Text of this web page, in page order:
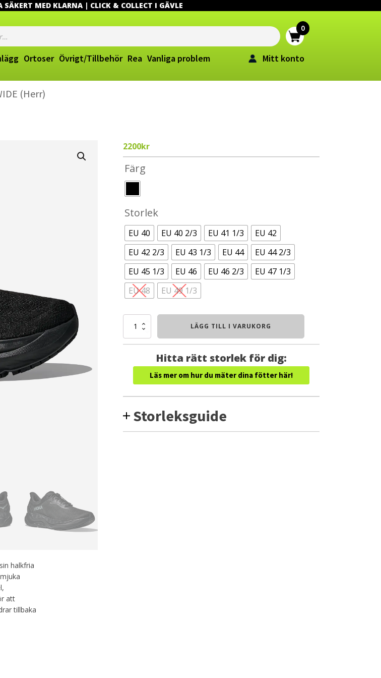
MED KLARNA | CLICK & COLLECT I GÄVLE
Ortoser Övrigt/Tillbehör Rea Vanliga problem Mitt konto
(Herr)
2200kr
Färg
Storlek
EU 40 EU 40 2/3 EU 41 1/3
EU 42
EU 42 2/3
EU 43 1/3 EU 44
EU 44 2/3
EU 45 1/3
EU 46 EU 46 2/3
EU 47 1/3
EU 48
EU 49 1/3
HOKA
SR
LÄGG TILL I VARUKORG
Hitta rätt storlek för dig:
Läs mer om hur du mäter dina fötter här!
Storleksguide
halkfria
att
tillbaka